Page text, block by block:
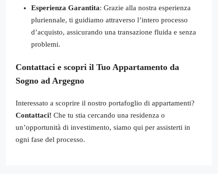
Esperienza Garantita: Grazie alla nostra esperienza
pluriennale, ti guidiamo attraverso l’intero processo
d’acquisto, assicurando una transazione fluida e senza
problemi.
Contattaci e scopri il Tuo Appartamento da
Sogno ad Argegno
Interessato a scoprire il nostro portafoglio di appartamenti?
Contattaci! Che tu stia cercando una residenza o
un’opportunità di investimento, siamo qui per assisterti in
ogni fase del processo.